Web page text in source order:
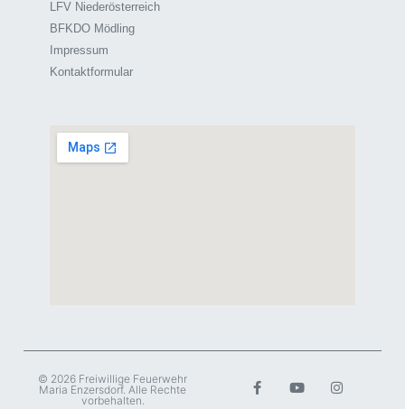
LFV Niederösterreich
BFKDO Mödling
Impressum
Kontaktformular
© 2026 Freiwillige Feuerwehr
Maria Enzersdorf. Alle Rechte
vorbehalten.